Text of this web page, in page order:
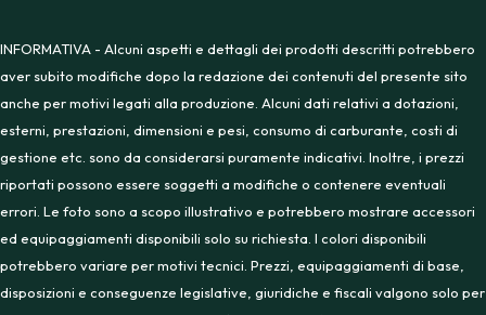
INFORMATIVA - Alcuni aspetti e dettagli dei prodotti descritti potrebbero
aver subito modifiche dopo la redazione dei contenuti del presente sito
anche per motivi legati alla produzione. Alcuni dati relativi a dotazioni,
esterni, prestazioni, dimensioni e pesi, consumo di carburante, costi di
gestione etc. sono da considerarsi puramente indicativi. Inoltre, i prezzi
riportati possono essere soggetti a modifiche o contenere eventuali
errori. Le foto sono a scopo illustrativo e potrebbero mostrare accessori
ed equipaggiamenti disponibili solo su richiesta. I colori disponibili
potrebbero variare per motivi tecnici. Prezzi, equipaggiamenti di base,
disposizioni e conseguenze legislative, giuridiche e fiscali valgono solo per